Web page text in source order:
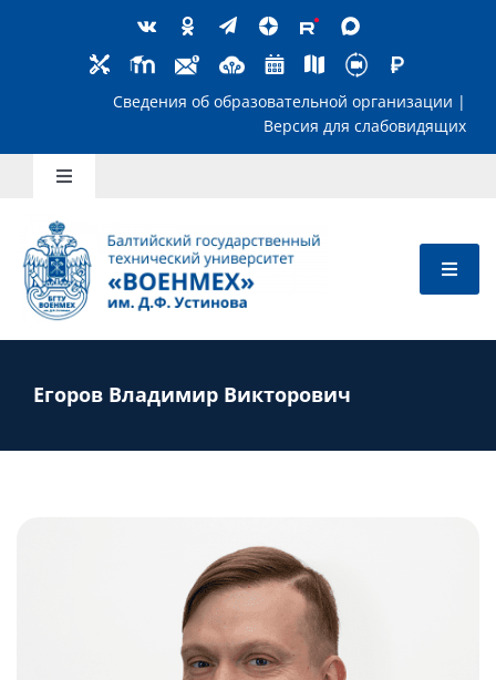
Сведения об образовательной
Toggle
Школьникам
Абитуриентам
Преподавателям
Егоров Владимир Викторович